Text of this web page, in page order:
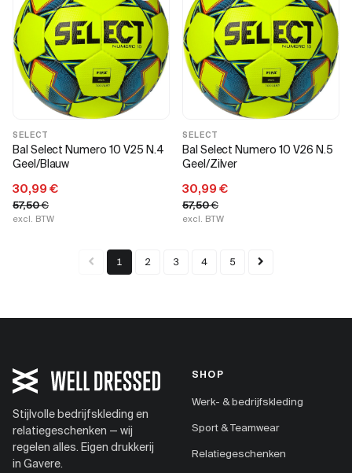
SELECT
Bal Select Numero 10 V25 N.4
Geel/Blauw
30,99 €
57,50€
excl. BTW
SELECT
Bal Select Numero 10 V26 N.5
Geel/Zilver
30,99 €
57,50€
excl. BTW
1 2 3 4 5
Stijlvolle bedrijfskleding en
relatiegeschenken — wij
regelen alles. Eigen drukkerij
in Gavere.
SHOP
Werk- & bedrijfskleding
Sport & Teamwear
Relatiegeschenken